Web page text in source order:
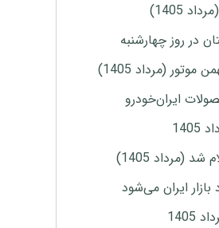
(مرداد 1405)
ایران‌خودرو
(مرداد 1405)